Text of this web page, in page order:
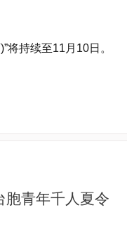
将持续至11月10日。
胞青年千人夏令